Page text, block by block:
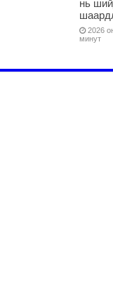
нь
2026
минут